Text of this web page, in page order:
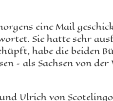
eine Mail
Sie hatte sehr
habe die beiden
– als Sachsen von
Ulrich von